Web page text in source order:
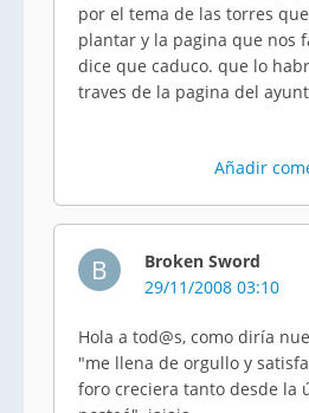
por el tema de las torres
plantar y la pagina que nos
dice que caduco. que lo
traves de la pagina del
Añadir
B
Broken Sword
29/11/2008 03:10
Hola a tod@s, como diría
"me llena de orgullo y
foro creciera tanto desde la